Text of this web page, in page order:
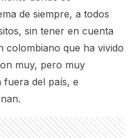
de siempre, a todos
sin tener en cuenta
colombiano que ha vivido
muy, pero muy
fuera del país, e